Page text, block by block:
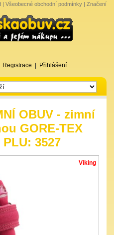
| Všeobecné obchodní podmínky | Značení
Registrace Přihlášení
OBUV - zimní
GORE-TEX
3527
Viking